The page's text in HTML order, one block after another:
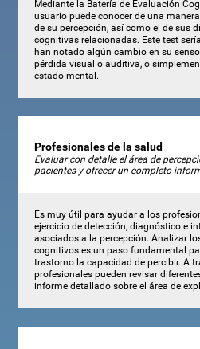
Mediante la Batería de Evaluación
usuario puede conocer de una
de su percepción, así como el de sus
cognitivas relacionadas. Este test
han notado algún cambio en su
pérdida visual o auditiva, o
estado mental.
Profesionales de la salud
Evaluar con detalle el área de
pacientes y ofrecer un completo
Es muy útil para ayudar a los
ejercicio de detección, diagnóstico e
asociados a la percepción. Analizar
cognitivos es un paso fundamental
trastorno la capacidad de percibir. A
profesionales pueden revisar
informe detallado sobre el área de